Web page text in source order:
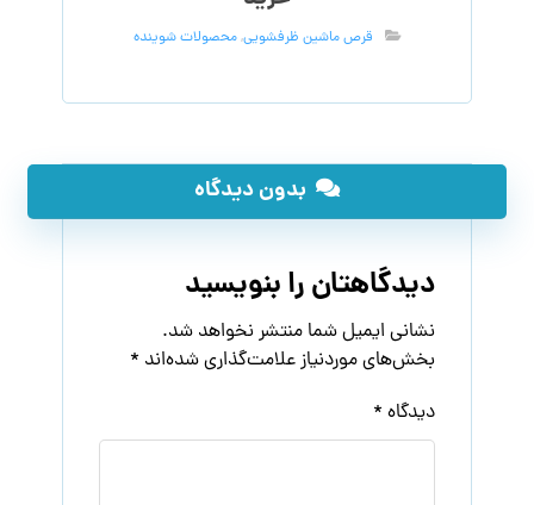
قرص ماشین ظرفشویی,محصولات شوینده
بدون دیدگاه
دیدگاهتان را بنویسید
نشانی ایمیل شما منتشر نخواهد شد.
بخش‌های موردنیاز علامت‌گذاری شده‌اند *
دیدگاه *